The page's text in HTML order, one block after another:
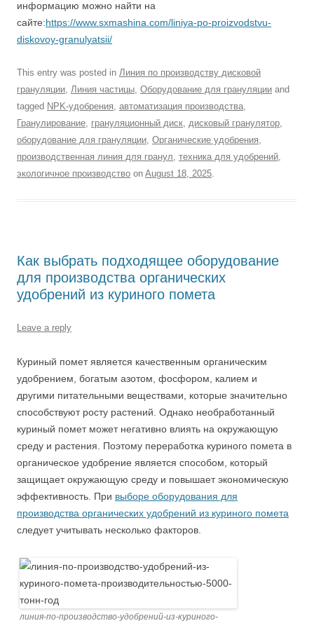
информацию можно найти на
сайте:https://www.sxmashina.com/liniya-po-proizvodstvu-
diskovoy-granulyatsii/
This entry was posted in Линия по производству дисковой
грануляции, Линия частицы, Оборудование для грануляции and
tagged NPK-удобрения, автоматизация производства,
Гранулирование, грануляционный диск, дисковый гранулятор,
оборудование для грануляции, Органические удобрения,
производственная линия для гранул, техника для удобрений,
экологичное производство on August 18, 2025.
Как выбрать подходящее оборудование
для производства органических
удобрений из куриного помета
Leave a reply
Куриный помет является качественным органическим
удобрением, богатым азотом, фосфором, калием и
другими питательными веществами, которые значительно
способствуют росту растений. Однако необработанный
куриный помет может негативно влиять на окружающую
среду и растения. Поэтому переработка куриного помета в
органическое удобрение является способом, который
защищает окружающую среду и повышает экономическую
эффективность. При выборе оборудования для
производства органических удобрений из куриного помета
следует учитывать несколько факторов.
линия-по-производство-удобрений-из-куриного-